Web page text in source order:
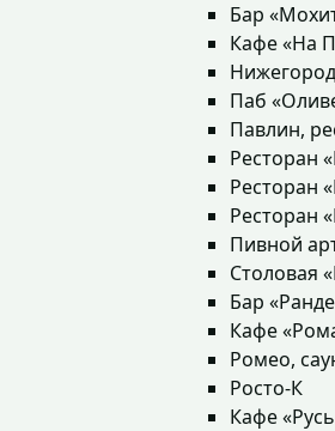
Бар
Кафе «На
Паб
Павлин,
Ресторан
Ресторан
Ресторан
Пивной
Столовая
Бар
Кафе
Ромео,
Росто-К
Кафе